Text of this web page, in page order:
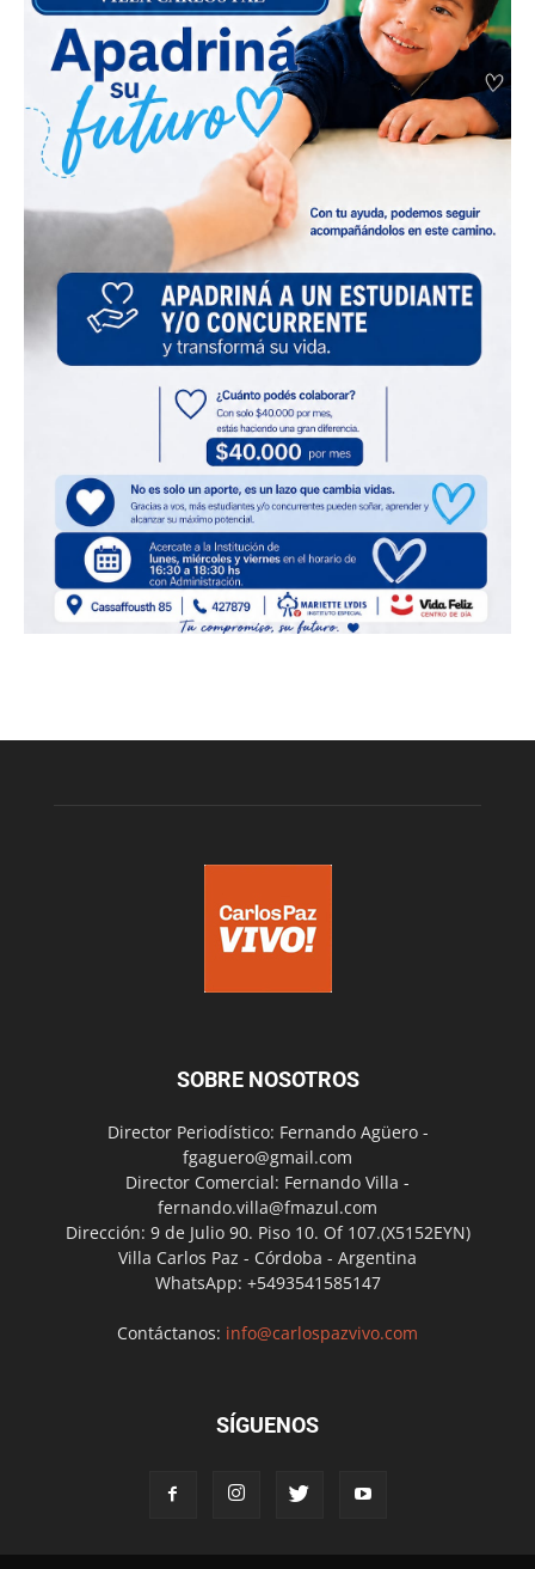
SOBRE NOSOTROS
Director Periodístico: Fernando Agüero -
fgaguero@gmail.com
Director Comercial: Fernando Villa -
fernando.villa@fmazul.com
Dirección: 9 de Julio 90. Piso 10. Of 107.(X5152EYN)
Villa Carlos Paz - Córdoba - Argentina
WhatsApp: +5493541585147
Contáctanos: info@carlospazvivo.com
SÍGUENOS